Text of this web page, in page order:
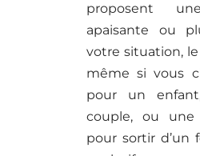
proposent
apaisante ou
votre situation, le
même si vous
pour un
couple, ou une
pour sortir d’un